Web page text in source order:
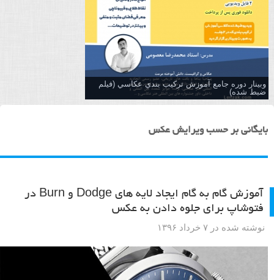
وبینار دوره جامع آموزش تركيب بندي عكاسي (فیلم
ضبط شده)
بایگانی بر حسب ویرایش عکس
آموزش گام به گام ایجاد لایه های Dodge و Burn در
فتوشاپ برای جلوه دادن به عکس
نوشته شده در ۷ خرداد ۱۳۹۶